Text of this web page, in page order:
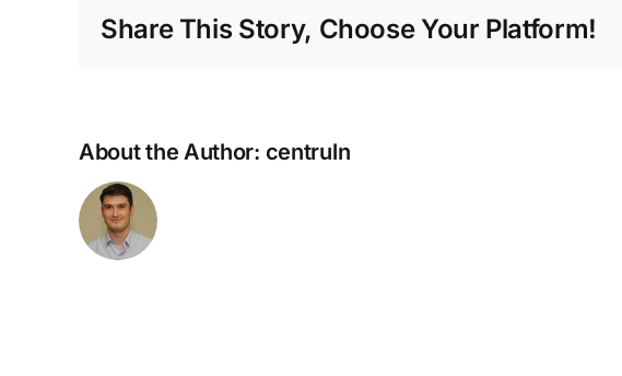
Share This Story, Choose Your Platform!
About the Author: centruln